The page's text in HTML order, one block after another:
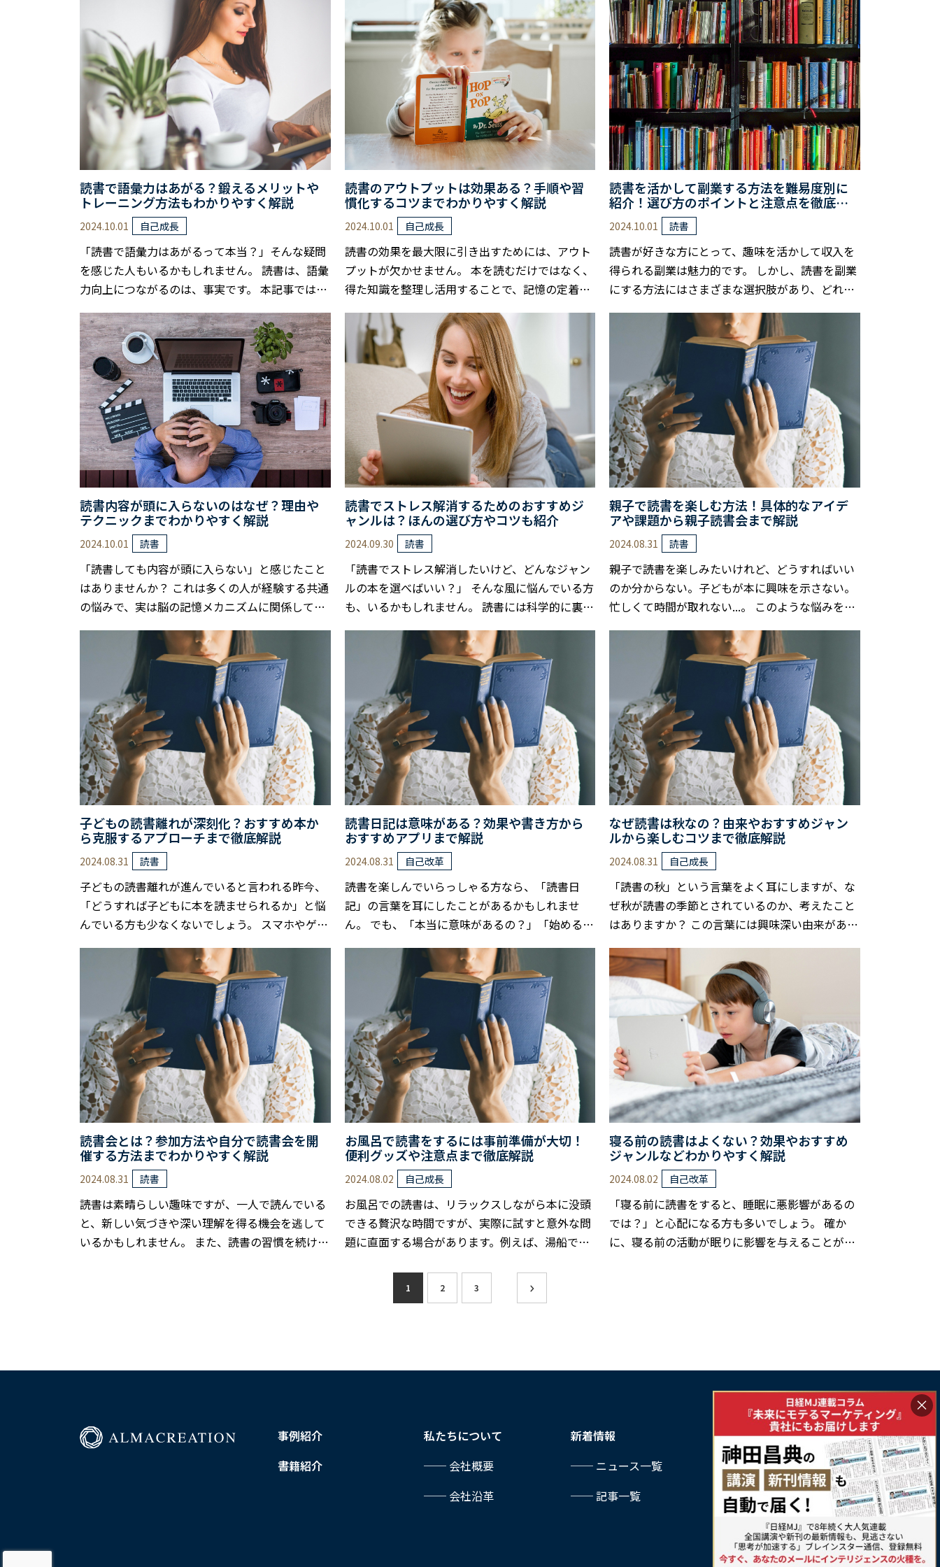
読書で語彙力はあがる？鍛えるメリットや
トレーニング方法もわかりやすく解説
2024.10.01 自己成長
「読書で語彙力はあがるって本当？」そんな疑問
を感じた人もいるかもしれません。 読書は、語彙
力向上につながるのは、事実です。 本記事では、
学者キース・E・スタノビッチ氏らの研究結果を
交えて解説します。 また、語彙力が高い人と低い
人の特徴や語彙力アップの5つのメリット、効果
的な読書テクニックも紹介しています。 語彙力を
向上させたい方や、読書で語彙力が上がる理……
読書のアウトプットは効果ある？手順や習
慣化するコツまでわかりやすく解説
2024.10.01 自己成長
読書の効果を最大限に引き出すためには、アウト
プットが欠かせません。 本を読むだけではなく、
得た知識を整理し活用することで、記憶の定着や
トプットの方法がわからない」「続けるのが難し
い」と感じている方も多いのではないでしょう
か。 本記事では、読書のアウトプットによる主な
効果や具体的な手順、習慣化するコツまで詳しく
解説します。 あなたの読書体験をより充実し
た……
読書を活かして副業する方法を難易度別に
紹介！選び方のポイントと注意点を徹底解
2024.10.01 読書
読書が好きな方にとって、趣味を活かして収入を
得られる副業は魅力的です。 しかし、読書を副業
にする方法にはさまざまな選択肢があり、どれを
事では、読書を活用した副業を難易度に応じて具
体的な方法を紹介します。 どの副業が自分に適し
ているのか、どういったスキルが必要なのか、そ
して注意すべきポイントも解説しています。 記事
内容を参考にあなたにぴったりの副業方法を……
読書内容が頭に入らないのはなぜ？理由や
テクニックまでわかりやすく解説
2024.10.01 読書
「読書しても内容が頭に入らない」と感じたこと
はありませんか？ これは多くの人が経験する共通
の悩みで、実は脳の記憶メカニズムに関係してい
く学んだ情報は時間とともに急速に失われるた
め、すぐに忘れてしまうのは自然なことです。 し
かし、興味の欠如や事前準備の不足、集中力の欠
如など、他にも原因が考えられます。 本記事で
は、読書内容が頭に入らない理由を詳しく解説
し……
読書でストレス解消するためのおすすめジ
ャンルは？ほんの選び方やコツも紹介
2024.09.30 読書
「読書でストレス解消したいけど、どんなジャン
ルの本を選べばいい？」 そんな風に悩んでいる方
も、いるかもしれません。 読書には科学的に裏付
ってその効果は異なります。 適切な本を選べば、
わずか6分で60%以上のストレスを軽減できると
の研究結果もあるほどです。 本記事では、ストレ
ス解消するためのおすすめジャンルを紹介しま
す。 合わせて、あなたに合った本の選び方……
親子で読書を楽しむ方法！具体的なアイデ
アや課題から親子読書会まで解説
2024.08.31 読書
親子で読書を楽しみたいけれど、どうすればいい
のか分からない。子どもが本に興味を示さない。
忙しくて時間が取れない...。 このような悩みを抱
子どもの知識や語彙力を向上させ、想像力を刺激
するだけではなく、家族の絆を深める素晴らしい
効果が期待できます。 でも、始め方や継続のコツ
を知らないと、せっかくの機会を逃してしまうか
もしれません。 本記事では、親子読書の……
子どもの読書離れが深刻化？おすすめ本か
ら克服するアプローチまで徹底解説
2024.08.31 読書
子どもの読書離れが進んでいると言われる昨今、
「どうすれば子どもに本を読ませられるか」と悩
んでいる方も少なくないでしょう。 スマホやゲー
る現状は深刻です。 しかし、読書が子どもの成長
に与える影響は計り知れません。 語彙力の向上や
想像力の育成、そして学力アップにも直結するか
らです。 では、どうすれば子どもに読書習慣をつ
けさせられるのでしょうか？ 本記事では、……
読書日記は意味がある？効果や書き方から
おすすめアプリまで解説
2024.08.31 自己改革
読書を楽しんでいらっしゃる方なら、「読書日
記」の言葉を耳にしたことがあるかもしれませ
ん。 でも、「本当に意味があるの？」「始める価
でしょうか。 読書日記には思いがけない効果があ
ります。 単に感想を書くだけではなく、読書体験
をより深める力があります。 ただ、始め方や続け
方によっては、かえって負担に感じてしまう場合
もあるでしょう。 本記事では、読書日記の意
味……
なぜ読書は秋なの？由来やおすすめジャン
ルから楽しむコツまで徹底解説
2024.08.31 自己成長
「読書の秋」という言葉をよく耳にしますが、な
ぜ秋が読書の季節とされているのか、考えたこと
はありますか？ この言葉には興味深い由来があ
ます。 本記事では、「読書の秋」の由来から、秋
におすすめの本のジャンル、さらには読書をより
楽しむためのコツまで、徹底的に解説します。 秋
の夜長を充実させたい方、読書習慣を身につけた
い方、本が好きな方は、ぜひ参考にしてくださ
い……
読書会とは？参加方法や自分で読書会を開
催する方法までわかりやすく解説
2024.08.31 読書
読書は素晴らしい趣味ですが、一人で読んでいる
と、新しい気づきや深い理解を得る機会を逃して
いるかもしれません。 また、読書の習慣を続ける
お風呂で読書をするには事前準備が大切！
便利グッズや注意点まで徹底解説
2024.08.02 自己成長
お風呂での読書は、リラックスしながら本に没頭
できる贅沢な時間ですが、実際に試すと意外な問
題に直面する場合があります。例えば、湯船での
事前準備をしっかりしておけば問題ありません。
しむ……
寝る前の読書はよくない？効果やおすすめ
ジャンルなどわかりやすく解説
2024.08.02 自己改革
「寝る前に読書をすると、睡眠に悪影響があるの
では？」と心配になる方も多いでしょう。 確か
に、寝る前の活動が眠りに影響を与えることがあ
……
ペ
ジ
送
1 2 3
×
事例紹介
書籍紹介
私たちについて
── 会社概要
── 会社沿革
新着情報
── ニュース一覧
── 記事一覧
サービス利用規約
プライバシーポリシー
特定商取引法に基づく表記
お問い合わせ